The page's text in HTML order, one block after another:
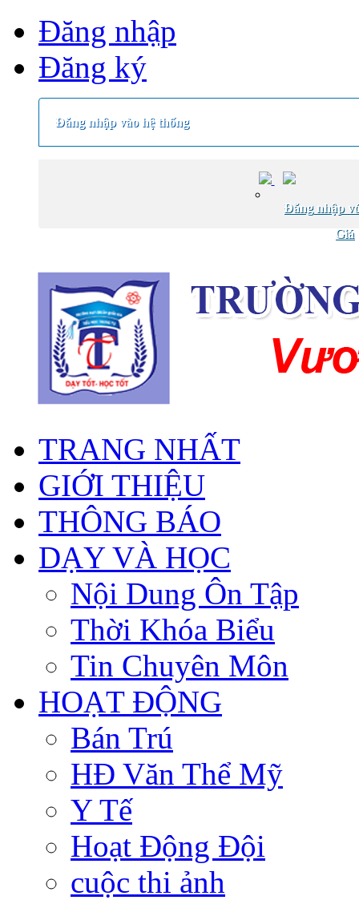
Đăng nhập
Đăng ký
Đăng nhập vào hệ thống
Đăng nhập
Giá
TRANG NHẤT
GIỚI THIỆU
THÔNG BÁO
DẠY VÀ HỌC
Nội Dung Ôn Tập
Thời Khóa Biểu
Tin Chuyên Môn
HOẠT ĐỘNG
Bán Trú
HĐ Văn Thể Mỹ
Y Tế
Hoạt Động Đội
cuộc thi ảnh